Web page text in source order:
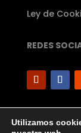
Ley de
REDES
Utilizamos